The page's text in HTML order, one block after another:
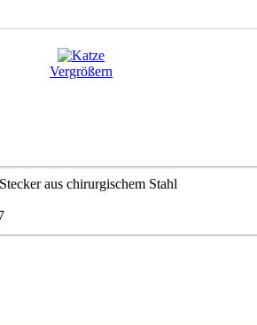
Vergrößern
aus chirurgischem Stahl